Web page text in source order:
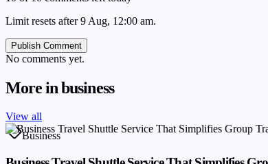
Limit resets after 9 Aug, 12:00 am.
Publish Comment
No comments yet.
More inbusiness
View all
Business